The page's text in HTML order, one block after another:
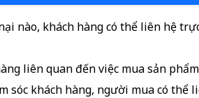
nào, khách hàng có thể liên hệ
liên quan đến việc mua sản
sóc khách hàng, người mua có